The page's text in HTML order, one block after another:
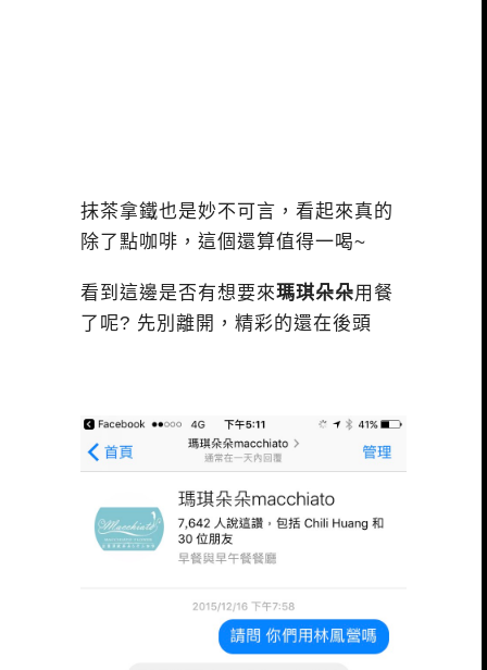
抹茶拿鐵也是妙不可言，看起來真的
除了點咖啡，這個還算值得一喝~
看到這邊是否有想要來瑪琪朵朵用餐
了呢? 先別離開，精彩的還在後頭